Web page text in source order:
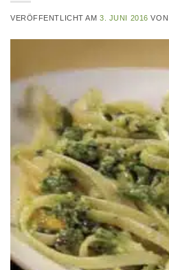
VERÖFFENTLICHT AM3. JUNI 2016 VON